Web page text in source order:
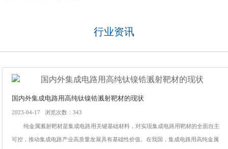
行业资讯
国内外集成电路用高纯钛镍锆溅射靶材的现状
2023-04-17 浏览次数：343
纯金属溅射靶材是集成电路用关键基础材料，对实现集成电路用靶材的全面自主
可控，推动集成电路产业高质量发展具有基础性价值。在我国，集成电路用高纯金属